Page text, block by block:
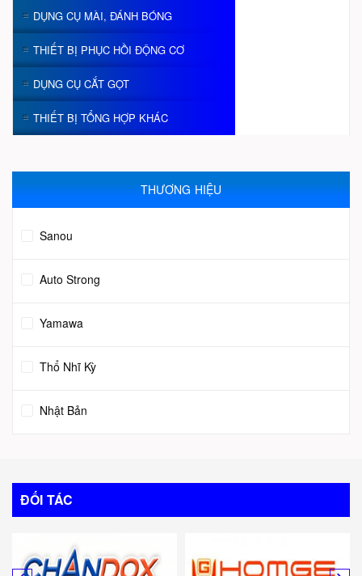
DỤNG CỤ MÀI, ĐÁNH BÓNG
THIẾT BỊ PHỤC HỒI ĐỘNG CƠ
DỤNG CỤ CẮT GỌT
THIẾT BỊ TỔNG HỢP KHÁC
THƯƠNG HIỆU
Sanou
Auto Strong
Yamawa
Thổ Nhĩ Kỳ
Nhật Bản
Italy
ĐỐI TÁC